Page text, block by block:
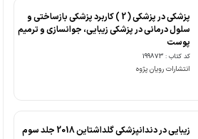
پزشکی در پزشکی ( 2 ) کاربرد پزشکی بازساختی و
سلول درمانی در پزشکی زیبایی، جوانسازی و ترمیم
پوست
کد کتاب : 199873
انتشارات رویان پژوه
زیبایی در دندانپزشکی گلداشتاین 2018 جلد سوم